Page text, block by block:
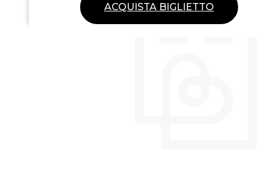
ACQUISTA BIGLIETTO